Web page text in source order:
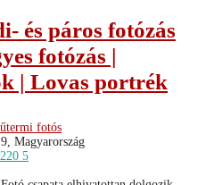
és páros fotózás
fotózás |
| Lovas portrék
fotós
Magyarország
5